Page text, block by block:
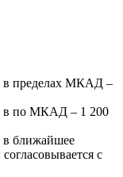
в пределах МКАД –
в по МКАД – 1 200
в ближайшее
с